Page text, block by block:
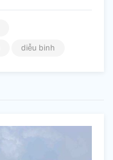
diễu binh